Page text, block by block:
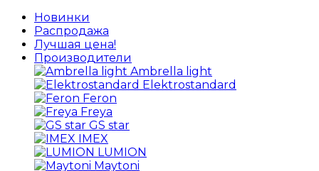
Новинки
Распродажа
Лучшая цена!
Производители
Ambrella light
Elektrostandard
Feron
Freya
GS star
IMEX
LUMION
Maytoni